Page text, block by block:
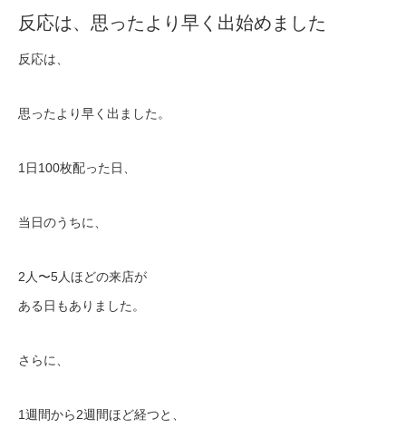
反応は、思ったより早く出始めました
反応は、
思ったより早く出ました。
1日100枚配った日、
当日のうちに、
2人〜5人ほどの来店が
ある日もありました。
さらに、
1週間から2週間ほど経つと、